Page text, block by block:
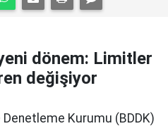
dönem: Limitler
değişiyor
Denetleme Kurumu (BDDK)